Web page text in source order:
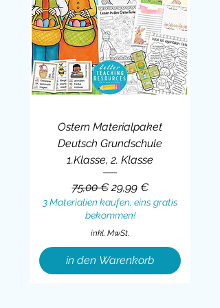
Ostern Materialpaket
Deutsch Grundschule
1.Klasse, 2. Klasse
Standardpreis
75,00 € Sale-Preis
29,99 €
3 Materialien kaufen, eins gratis
bekommen!
inkl. MwSt.
in den Warenkorb